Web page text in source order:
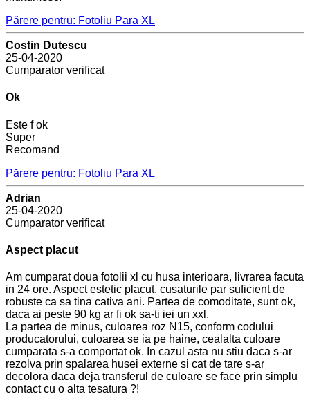
Părere pentru: Fotoliu Para XL
Costin Dutescu
25-04-2020
Cumparator verificat
Ok
Este f ok
Super
Recomand
Părere pentru: Fotoliu Para XL
Adrian
25-04-2020
Cumparator verificat
Aspect placut
Am cumparat doua fotolii xl cu husa interioara, livrarea facuta
in 24 ore. Aspect estetic placut, cusaturile par suficient de
robuste ca sa tina cativa ani. Partea de comoditate, sunt ok,
daca ai peste 90 kg ar fi ok sa-ti iei un xxl.
La partea de minus, culoarea roz N15, conform codului
producatorului, culoarea se ia pe haine, cealalta culoare
cumparata s-a comportat ok. In cazul asta nu stiu daca s-ar
rezolva prin spalarea husei externe si cat de tare s-ar
decolora daca deja transferul de culoare se face prin simplu
contact cu o alta tesatura ?!